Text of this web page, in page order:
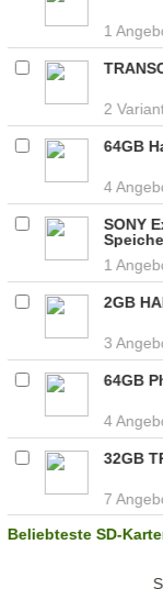
1
2
64GB
4
SONY
1
2GB
3
64GB
4
32GB
7
Beliebteste SD-